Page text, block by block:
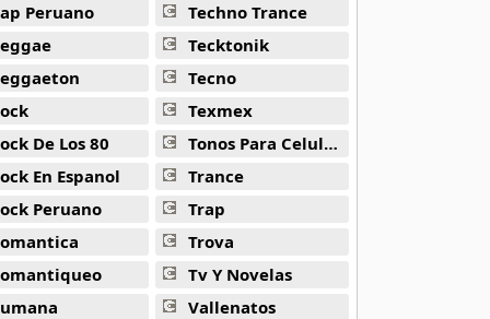
Peruano
De Los 80
En Espanol
Peruano
Techno Trance
Tecktonik
Tecno
Texmex
Tonos Para Celulares
Trance
Trap
Trova
Tv Y Novelas
Vallenatos